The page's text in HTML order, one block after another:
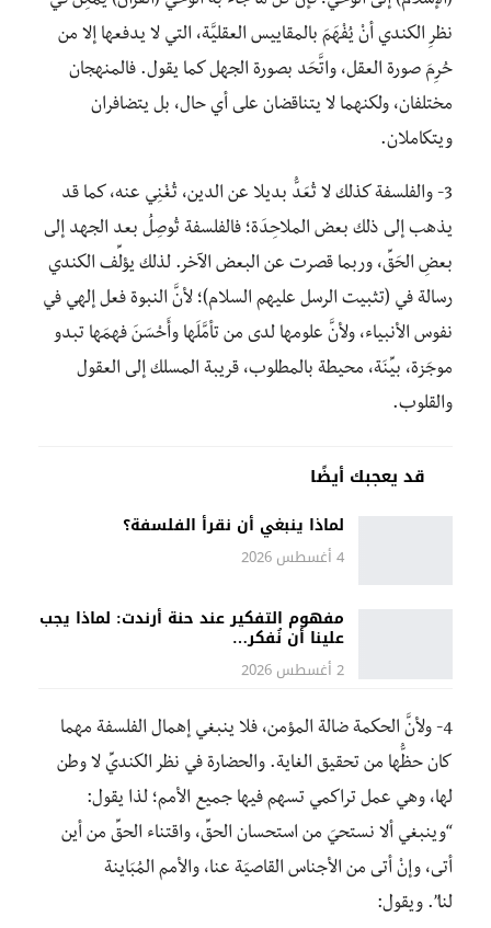
نظرِ الكندي أنْ يُفْهَمَ بالمقاييس العقليَّة، التي لا يدفعها إلا من
حُرِمَ صورة العقل، واتَّحَد بصورة الجهل كما يقول. فالمنهجان
مختلفان، ولكنهما لا يتناقضان على أي حال، بل يتضافران
ويتكاملان.
3- والفلسفة كذلك لا تُعَدُّ بديلا عن الدين، تُغْنِي عنه، كما قد
يذهب إلى ذلك بعض الملاحِدَة؛ فالفلسفة تُوصِلُ بعد الجهد إلى
بعضِ الحَقِّ، وربما قصرت عن البعض الآخر. لذلك يؤلِّف الكندي
رسالة في (تثبيت الرسل عليهم السلام)؛ لأنَّ النبوة فعل إلهي في
نفوس الأنبياء، ولأنَّ علومها لدى من تأمَّلَها وأَحْسَنَ فهمَها تبدو
موجَزة، بيِّنَة، محيطة بالمطلوب، قريبة المسلك إلى العقول
والقلوب.
قد يعجبك أيضًا
لماذا ينبغي أن نقرأ الفلسفة؟
4 أغسطس 2026
مفهوم التفكير عند حنة أرندت: لماذا يجب
علينا أن نُفكر…
2 أغسطس 2026
4- ولأنَّ الحكمة ضالة المؤمن، فلا ينبغي إهمال الفلسفة مهما
كان حظُّها من تحقيق الغاية. والحضارة في نظر الكنديِّ لا وطن
لها، وهي عمل تراكمي تسهم فيها جميع الأمم؛ لذا يقول:
“وينبغي ألا نستحيَ من استحسان الحقِّ، واقتناء الحقِّ من أين
أتى، وإنْ أتى من الأجناس القاصيَة عنا، والأمم المُبَاينة
لنا”. ويقول: